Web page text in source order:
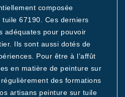
composée
tuile 67190. Ces derniers
adéquates pour pouvoir
Ils sont aussi dotés de
Pour être à l’affût
en matière de peinture sur
des formations
artisans peinture sur tuile